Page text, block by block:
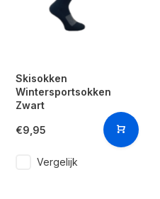
Skisokken
Wintersportsokken
Zwart
€9,95
Vergelijk